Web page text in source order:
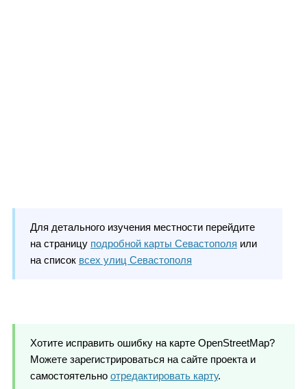
Для детального изучения местности перейдите
на страницу подробной карты Севастополя или
на список всех улиц Севастополя
Хотите исправить ошибку на карте OpenStreetMap?
Можете зарегистрироваться на сайте проекта и
самостоятельно отредактировать карту.